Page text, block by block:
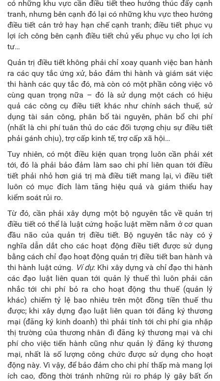
có những khu vực cần điều tiết theo hướng thúc đẩy cạnh
tranh, nhưng bên cạnh đó lại có những khu vực theo hướng
điều tiết cản trở hay hạn chế cạnh tranh; điều tiết phục vụ
lợi ích công bên cạnh điều tiết chủ yếu phục vụ cho lợi ích
tư…
Quản trị điều tiết không phải chỉ xoay quanh việc ban hành
ra các quy tắc ứng xử, bảo đảm thi hành và giám sát việc
thi hành các quy tắc đó, mà còn có một phần công việc vô
cùng quan trọng nữa – đó là sử dụng một cách có hiệu
quả các công cụ điều tiết khác như chính sách thuế, sử
dụng tài sản công, phân bổ tài nguyên, phân bổ chi phí
(nhất là chi phí tuân thủ do các đối tượng chịu sự điều tiết
phải gánh chịu), trợ cấp kinh tế, trợ cấp xã hội…
Tuy nhiên, có một điều kiện quan trọng luôn cần phải xét
tới, đó là phải bảo đảm làm sao chi phí liên quan tới điều
tiết phải nhỏ hơn giá trị mà điều tiết mang lại, vì điều tiết
luôn có mục đích làm tăng hiệu quả và giảm thiểu hay
kiểm soát rủi ro.
Từ đó, cần phải xây dựng một bộ nguyên tắc về quản trị
điều tiết có thể là luật cứng hoặc luật mềm nằm ở cơ quan
đầu não của quản trị điều tiết. Bộ nguyên tắc này có ý
nghĩa dẫn dắt cho các hoạt động điều tiết được sử dụng
bằng cách chỉ đạo hoạt động quản trị điều tiết ban hành và
thi hành luật cứng. Ví dụ: Khi xây dựng và chỉ đạo thi hành
các đạo luật liên quan tới quản lý thuế thì luôn phải cân
nhắc tới chi phí bỏ ra cho hoạt động thu thuế (quản lý
khác) chiếm tỷ lệ bao nhiêu trên một đồng tiền thuế thu
được; khi xây dựng đạo luật liên quan tới đăng ký thương
mại (đăng ký kinh doanh) thì phải tính tới chi phí gia nhập
thị trường của thương nhân đi đăng ký thương mại và chi
phí cho việc tiến hành cũng như quản lý đăng ký thương
mại, nhất là số lượng công chức được sử dụng cho hoạt
động này. Vì vậy, để bảo đảm cho chi phí thấp mà mang lợi
ích cao, đồng thời tránh những rủi ro pháp lý gây bất ổn